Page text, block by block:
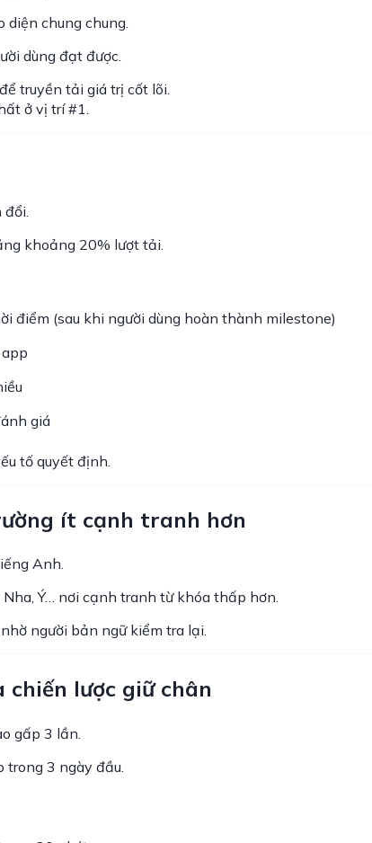
diện chung chung.
dùng đạt được.
truyền tải giá trị cốt lõi.
ở vị trí #1.
đổi.
khoảng 20% lượt tải.
điểm (sau khi người dùng hoàn thành milestone)
giá
tố quyết định.
ít cạnh tranh hơn
Anh.
Ý… nơi cạnh tranh từ khóa thấp hơn.
người bản ngữ kiểm tra lại.
lược giữ chân
gấp 3 lần.
trong 3 ngày đầu.